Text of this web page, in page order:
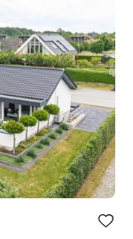
Bolig er
under dine